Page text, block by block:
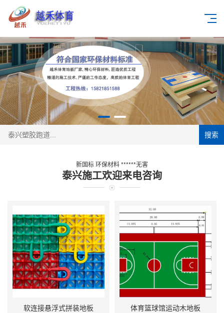
搜索
新国标 环保材料 ******无害
泰兴施工欢迎来电咨询
软连接悬浮式拼装地板 体育篮球馆运动木地板